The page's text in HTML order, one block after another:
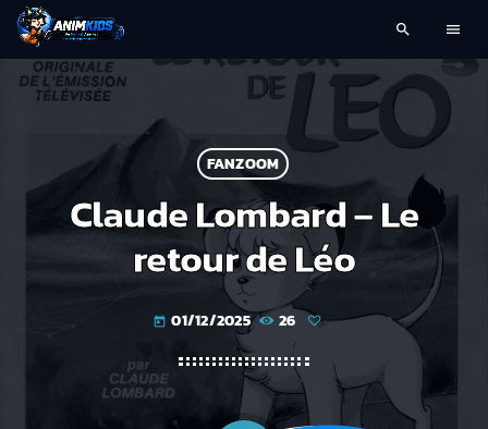
search menu
FANZOOM
Claude Lombard – Le
retour de Léo
today 01/12/2025 26